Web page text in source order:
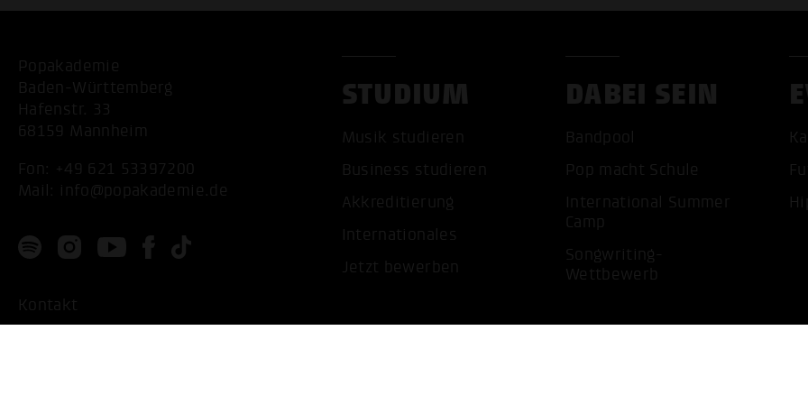
Popakademie
Baden-Württemberg
Hafenstr. 33
68159 Mannheim
Fon: +49 621 53397200
Mail: info@popakademie.de
Kontakt
STUDIUM
Musik studieren
Business studieren
Akkreditierung
Internationales
Jetzt bewerben
DABEI SEIN
Bandpool
Pop macht Schule
International Summer
Camp
Songwriting-
Wettbewerb